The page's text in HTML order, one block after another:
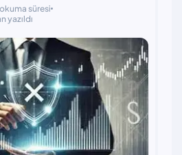
süresi
yazıldı